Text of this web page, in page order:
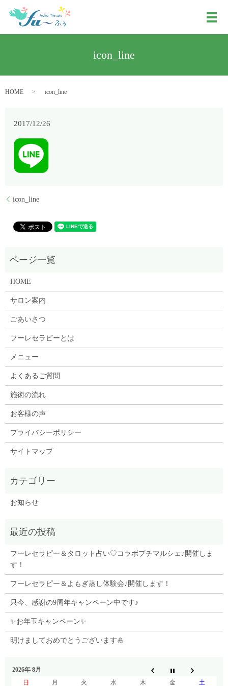
メ
icon_line
HOME icon_line
2017/12/26
icon_line
HOME
サロン案内
ごあいさつ
フーレセラピーとは
メニュー
よくあるご質問
施術の流れ
お客様の声
プライバシーポリシー
サイトマップ
お知らせ
フーレセラピー＆タロット占い♡コラボプチマルシェ♪開催しま
す！
フーレセラピー＆よもぎ蒸し体験会♪開催します！
只今、感謝の9周年キャンペーン中です♪
✨お年玉キャンペーン✨
明けましておめでとうございます🎍
2026年 8月
日
月 火 水 木 金 土